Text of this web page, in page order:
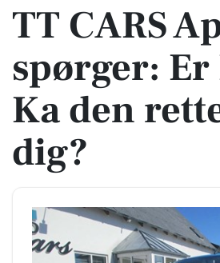
TT CARS
spørger: Er
Ka den
dig?